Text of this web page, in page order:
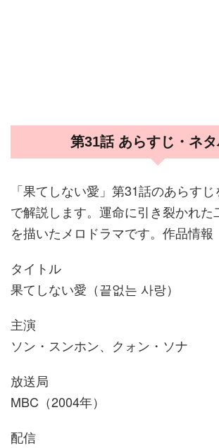
第31話 あらすじ・ネ
「果てしない愛」第31話のあらす
で解説します。運命に引き裂かれた
を描いたメロドラマです。作品情報
タイトル
果てしない愛（끝없는 사랑）
主演
ソン・スンホン、クォン・ソナ
放送局
MBC（2004年）
配信